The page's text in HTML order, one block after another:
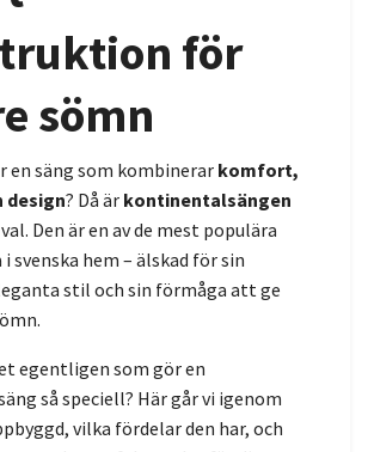
för
sömn
en säng som kombinerar komfort,
design? Då är kontinentalsängen
Den är en av de mest populära
svenska hem – älskad för sin
stil och sin förmåga att ge
egentligen som gör en
så speciell? Här går vi igenom
vilka fördelar den har, och